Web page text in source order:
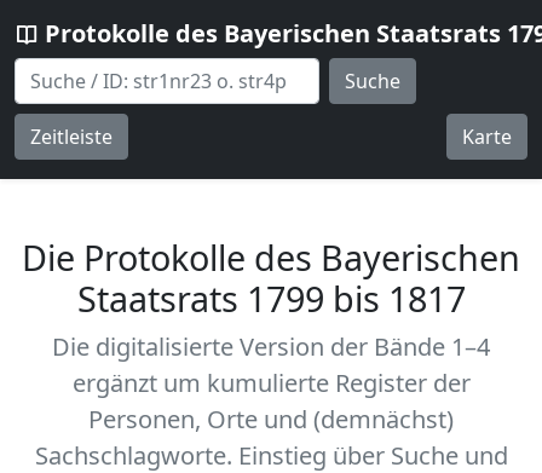
Protokolle des Bayerischen Staatsrats
Suche
Zeitleiste Karte
Die Protokolle des Bayerischen
Staatsrats 1799 bis 1817
Die digitalisierte Version der Bände 1–4
ergänzt um kumulierte Register der
Personen, Orte und (demnächst)
Sachschlagworte. Einstieg über Suche und